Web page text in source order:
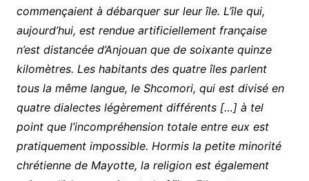
commençaient à débarquer sur leur île. L’île qui,
aujourd’hui, est rendue artificiellement française
n’est distancée d’Anjouan que de soixante quinze
kilomètres. Les habitants des quatre îles parlent
tous la même langue, le Shcomori, qui est divisé en
quatre dialectes légèrement différents […] à tel
point que l’incompréhension totale entre eux est
pratiquement impossible. Hormis la petite minorité
chrétienne de Mayotte, la religion est également